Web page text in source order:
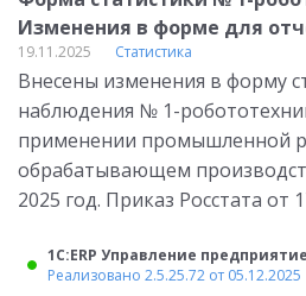
Изменения в форме для
19.11.2025 Статистика
Внесены изменения в форму
наблюдения № 1-
применении промышленной
обрабатывающем
2025 год. Приказ Росстата от
1С:ERP Управление
Реализовано 2.5.25.72 от 05.12.2025